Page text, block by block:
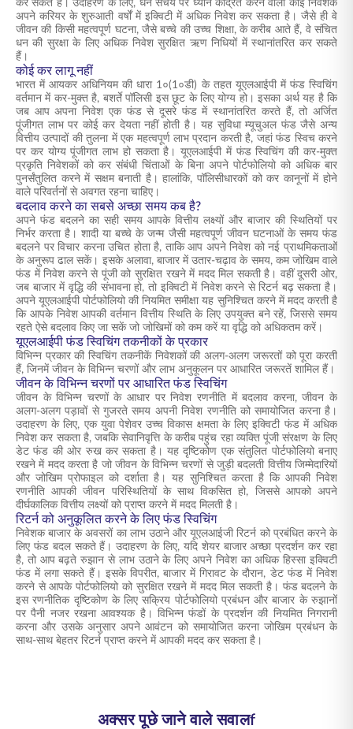
कर सकते हैं। उदाहरण के लिए, धन संचय पर ध्यान केंद्रित करने वाला कोई निवेशक
अपने करियर के शुरुआती वर्षों में इक्विटी में अधिक निवेश कर सकता है। जैसे ही वे
जीवन की किसी महत्वपूर्ण घटना, जैसे बच्चे की उच्च शिक्षा, के करीब आते हैं, वे संचित
धन की सुरक्षा के लिए अधिक निवेश सुरक्षित ऋण निधियों में स्थानांतरित कर सकते
हैं।
कोई कर लागू नहीं
भारत में आयकर अधिनियम की धारा 1०(1०डी) के तहत यूएलआईपी में फंड स्विचिंग
वर्तमान में कर-मुक्त है, बशर्ते पॉलिसी इस छूट के लिए योग्य हो। इसका अर्थ यह है कि
जब आप अपना निवेश एक फंड से दूसरे फंड में स्थानांतरित करते हैं, तो अर्जित
पूंजीगत लाभ पर कोई कर देयता नहीं होती है। यह सुविधा म्यूचुअल फंड जैसे अन्य
वित्तीय उत्पादों की तुलना में एक महत्वपूर्ण लाभ प्रदान करती है, जहां फंड स्विच करने
पर कर योग्य पूंजीगत लाभ हो सकता है। यूएलआईपी में फंड स्विचिंग की कर-मुक्त
प्रकृति निवेशकों को कर संबंधी चिंताओं के बिना अपने पोर्टफोलियो को अधिक बार
पुनर्संतुलित करने में सक्षम बनाती है। हालांकि, पॉलिसीधारकों को कर कानूनों में होने
वाले परिवर्तनों से अवगत रहना चाहिए।
बदलाव करने का सबसे अच्छा समय कब है?
अपने फंड बदलने का सही समय आपके वित्तीय लक्ष्यों और बाजार की स्थितियों पर
निर्भर करता है। शादी या बच्चे के जन्म जैसी महत्वपूर्ण जीवन घटनाओं के समय फंड
बदलने पर विचार करना उचित होता है, ताकि आप अपने निवेश को नई प्राथमिकताओं
के अनुरूप ढाल सकें। इसके अलावा, बाजार में उतार-चढ़ाव के समय, कम जोखिम वाले
फंड में निवेश करने से पूंजी को सुरक्षित रखने में मदद मिल सकती है। वहीं दूसरी ओर,
जब बाजार में वृद्धि की संभावना हो, तो इक्विटी में निवेश करने से रिटर्न बढ़ सकता है।
अपने यूएलआईपी पोर्टफोलियो की नियमित समीक्षा यह सुनिश्चित करने में मदद करती है
कि आपके निवेश आपकी वर्तमान वित्तीय स्थिति के लिए उपयुक्त बने रहें, जिससे समय
रहते ऐसे बदलाव किए जा सकें जो जोखिमों को कम करें या वृद्धि को अधिकतम करें।
यूएलआईपी फंड स्विचिंग तकनीकों के प्रकार
विभिन्न प्रकार की स्विचिंग तकनीकें निवेशकों की अलग-अलग जरूरतों को पूरा करती
हैं, जिनमें जीवन के विभिन्न चरणों और लाभ अनुकूलन पर आधारित जरूरतें शामिल हैं।
जीवन के विभिन्न चरणों पर आधारित फंड स्विचिंग
जीवन के विभिन्न चरणों के आधार पर निवेश रणनीति में बदलाव करना, जीवन के
अलग-अलग पड़ावों से गुजरते समय अपनी निवेश रणनीति को समायोजित करना है।
उदाहरण के लिए, एक युवा पेशेवर उच्च विकास क्षमता के लिए इक्विटी फंड में अधिक
निवेश कर सकता है, जबकि सेवानिवृत्ति के करीब पहुंच रहा व्यक्ति पूंजी संरक्षण के लिए
डेट फंड की ओर रुख कर सकता है। यह दृष्टिकोण एक संतुलित पोर्टफोलियो बनाए
रखने में मदद करता है जो जीवन के विभिन्न चरणों से जुड़ी बदलती वित्तीय जिम्मेदारियों
और जोखिम प्रोफाइल को दर्शाता है। यह सुनिश्चित करता है कि आपकी निवेश
रणनीति आपकी जीवन परिस्थितियों के साथ विकसित हो, जिससे आपको अपने
दीर्घकालिक वित्तीय लक्ष्यों को प्राप्त करने में मदद मिलती है।
रिटर्न को अनुकूलित करने के लिए फंड स्विचिंग
निवेशक बाजार के अवसरों का लाभ उठाने और यूएलआईजी रिटर्न को प्रबंधित करने के
लिए फंड बदल सकते हैं। उदाहरण के लिए, यदि शेयर बाजार अच्छा प्रदर्शन कर रहा
है, तो आप बढ़ते रुझान से लाभ उठाने के लिए अपने निवेश का अधिक हिस्सा इक्विटी
फंड में लगा सकते हैं। इसके विपरीत, बाजार में गिरावट के दौरान, डेट फंड में निवेश
करने से आपके पोर्टफोलियो को सुरक्षित रखने में मदद मिल सकती है। फंड बदलने के
इस रणनीतिक दृष्टिकोण के लिए सक्रिय पोर्टफोलियो प्रबंधन और बाजार के रुझानों
पर पैनी नजर रखना आवश्यक है। विभिन्न फंडों के प्रदर्शन की नियमित निगरानी
करना और उसके अनुसार अपने आवंटन को समायोजित करना जोखिम प्रबंधन के
साथ-साथ बेहतर रिटर्न प्राप्त करने में आपकी मदद कर सकता है।
अक्सर पूछे जाने वाले सवालf